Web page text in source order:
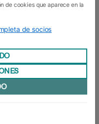
de cookies que aparece en la
de socios